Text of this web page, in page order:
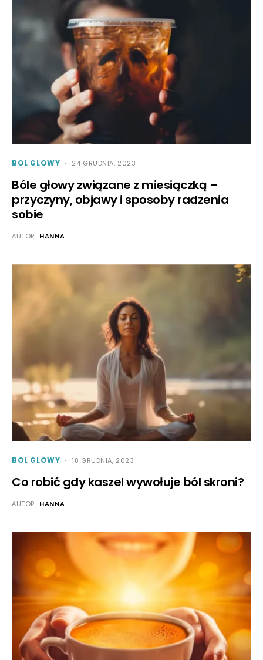
BOL GLOWY 24 GRUDNIA, 2023
Bóle głowy związane z miesiączką –
przyczyny, objawy i sposoby radzenia
sobie
AUTOR: HANNA
BOL GLOWY 18 GRUDNIA, 2023
Co robić gdy kaszel wywołuje ból skroni?
AUTOR: HANNA